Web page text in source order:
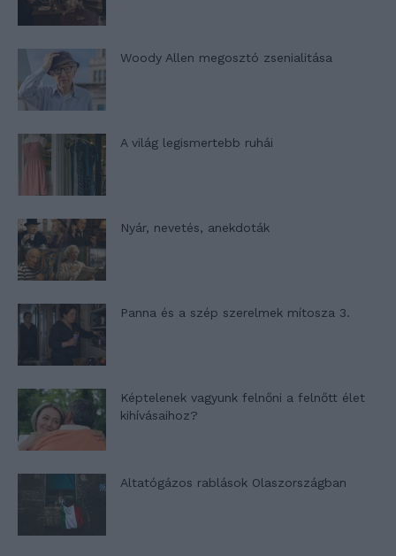
Woody Allen megosztó zsenialitása
A világ legismertebb ruhái
Nyár, nevetés, anekdoták
Panna és a szép szerelmek mítosza 3.
Képtelenek vagyunk felnőni a felnőtt élet
kihívásaihoz?
Altatógázos rablások Olaszországban